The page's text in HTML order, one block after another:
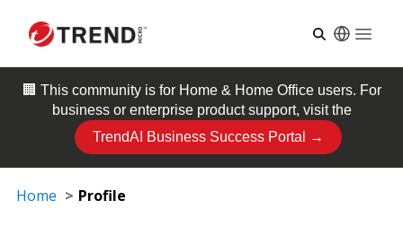
🏢 This community is for Home & Home Officeusers. For
business or enterprise product support, visit the
TrendAI Business Success Portal →
Home Profile